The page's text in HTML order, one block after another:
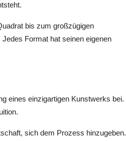
bis zum großzügigen
Format hat seinen eigenen
eines einzigartigen Kunstwerks bei.
sich dem Prozess hinzugeben.